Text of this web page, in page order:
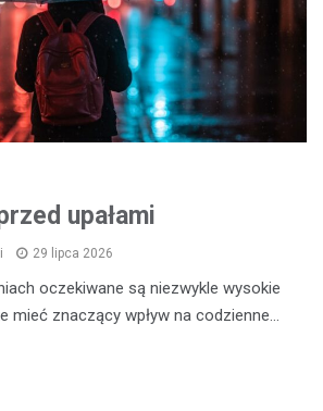
upałami
29 lipca 2026
oczekiwane są niezwykle wysokie
mieć znaczący wpływ na codzienne…